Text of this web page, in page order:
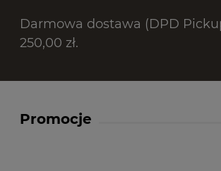
Darmowa dostawa (DPD
250,00 zł.
Promocje